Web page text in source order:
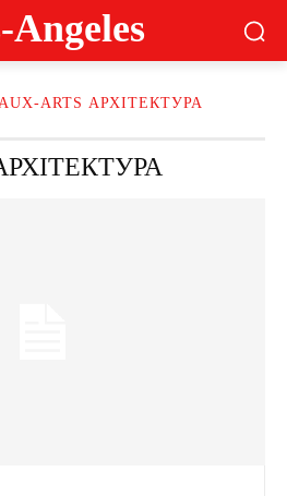
Angeles
ARTS АРХІТЕКТУРА